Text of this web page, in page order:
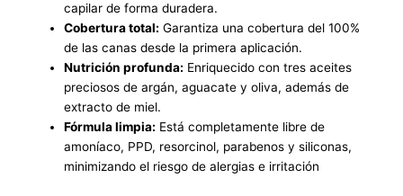
capilar de forma duradera.
Cobertura total: Garantiza una cobertura del 100%
de las canas desde la primera aplicación.
Nutrición profunda: Enriquecido con tres aceites
preciosos de argán, aguacate y oliva, además de
extracto de miel.
Fórmula limpia: Está completamente libre de
amoníaco, PPD, resorcinol, parabenos y siliconas,
minimizando el riesgo de alergias e irritación